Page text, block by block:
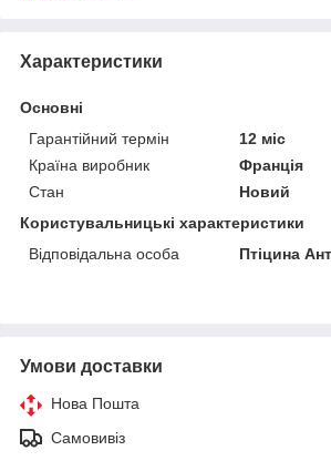
Характеристики
Основні
Гарантійний термін
12 міс
Країна виробник
Франція
Стан
Новий
Користувальницькі характеристики
Відповідальна особа
Птіцина
Умови доставки
Нова Пошта
Самовивіз